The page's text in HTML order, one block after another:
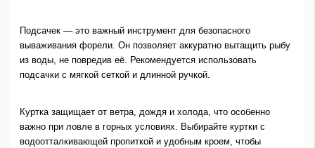
Подсачек — это важный инструмент для безопасного
вываживания форели. Он позволяет аккуратно вытащить рыбу
из воды, не повредив её. Рекомендуется использовать
подсачки с мягкой сеткой и длинной ручкой.
Куртка защищает от ветра, дождя и холода, что особенно
важно при ловле в горных условиях. Выбирайте куртки с
водоотталкивающей пропиткой и удобным кроем, чтобы